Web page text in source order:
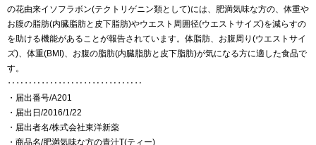
の花由来イソフラボン(テクトリゲニン類として)には、肥満気味な方の、体重や
お腹の脂肪(内臓脂肪と皮下脂肪)やウエスト周囲径(ウエストサイズ)を減らすの
を助ける機能があることが報告されています。体脂肪、お腹周り(ウエストサイ
ズ)、体重(BMI)、お腹の脂肪(内臓脂肪と皮下脂肪)が気になる方に適した食品で
す。
‥‥‥‥‥‥‥‥‥‥‥‥‥‥‥‥
・届出番号/A201
・届出日/2016/1/22
・届出者名/株式会社東洋新薬
・商品名/肥満気味な方の青汁T(ティー)